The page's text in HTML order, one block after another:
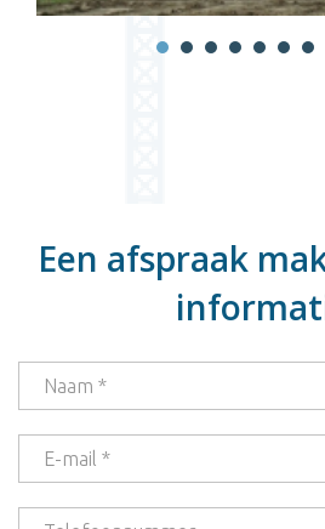
Een afspraak